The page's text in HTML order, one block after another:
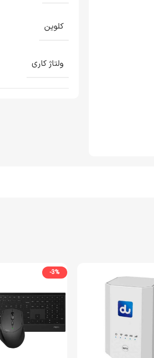
کلوین
ولتاژ کاری
-3%